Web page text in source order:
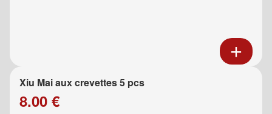
Xiu Mai aux crevettes 5 pcs
8.00 €